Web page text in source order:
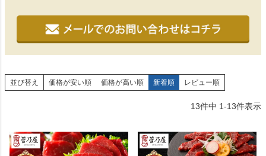
並び替え 価格が安い順 価格が高い順 新着順 レビュー順
13件中 1-13件表示